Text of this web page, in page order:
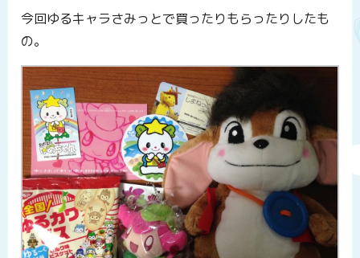
今回ゆるキャラさみっとで買ったりもらったりしたも
の。